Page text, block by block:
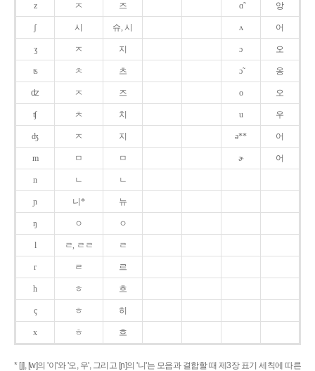
z ㅈ 즈 ɑ̃ 앙
ʃ 시 슈, 시 ʌ 어
ʒ ㅈ 지 ɔ 오
ʦ ㅊ 츠 ɔ̃ 옹
ʣ ㅈ 즈 o 오
ʧ ㅊ 치 u 우
ʤ ㅈ 지 ə** 어
m ㅁ ㅁ ɚ 어
n ㄴ ㄴ
ɲ 니* 뉴
ŋ ㅇ ㅇ
l ㄹ, ㄹㄹ ㄹ
r ㄹ 르
h ㅎ 흐
ç ㅎ 히
x ㅎ 흐
* [j], [w]의 '이'와 '오, 우', 그리고 [ɲ]의 '니'는 모음과 결합할 때 제3장 표기 세칙에 따른